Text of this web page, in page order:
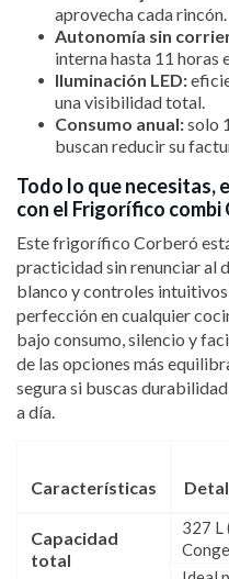
aprovecha cada rincón.
Autonomía sin
interna hasta 11 horas
Iluminación LED:
una visibilidad total.
Consumo anual:solo
buscan reducir su
Todo lo que necesitas,
con el Frigorífico combi
Este frigorífico Corberó
practicidad sin renunciar al
blanco y controles intuitivos
perfección en cualquier
bajo consumo, silencio y
de las opciones más
segura si buscas
a día.
Características
Capacidad
total
327 L